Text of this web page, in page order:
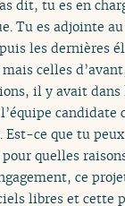
dit, tu es en
Tu es adjointe
les dernières
celles
il y avait dans
candidate
Est-ce que tu
quelles
ce
libres et cette